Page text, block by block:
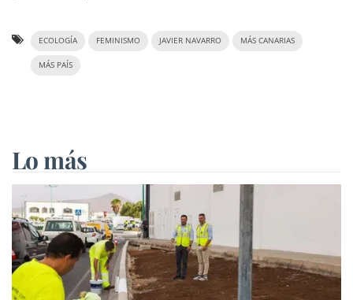
ECOLOGÍA FEMINISMO JAVIER NAVARRO MÁS CANARIAS
MÁS PAÍS
Lo más